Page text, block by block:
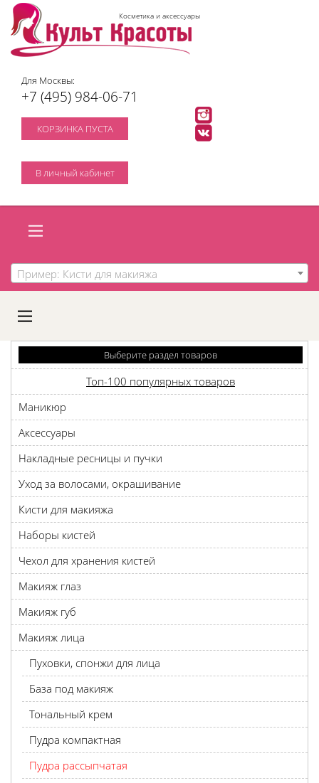
Косметика и аксессуары
Для Москвы:
+7 (495) 984-06-71
КОРЗИНКА ПУСТА
В личный кабинет
Пример: Кисти для макияжа
A
C
D
Выберите раздел товаров
Топ-100 популярных товаров
Маникюр
Аксессуары
Накладные ресницы и пучки
Уход за волосами, окрашивание
Кисти для макияжа
Наборы кистей
Чехол для хранения кистей
Макияж глаз
Макияж губ
Макияж лица
Пуховки, спонжи для лица
База под макияж
Тональный крем
Пудра компактная
Пудра рассыпчатая